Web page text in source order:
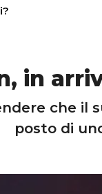
in
che il
posto di